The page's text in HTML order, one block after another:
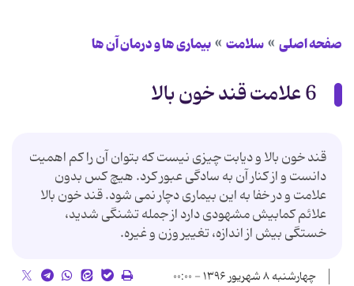
صفحه اصلی سلامت بیماری ها و درمان آن ها
6 علامت قند خون بالا
قند خون بالا و دیابت چیزی نیست که بتوان آن را کم اهمیت
دانست و از کنار آن به سادگی عبور کرد. هیچ کس بدون
علامت و در خفا به این بیماری دچار نمی شود. قند خون بالا
علائم کمابیش مشهودی دارد از جمله تشنگی شدید،
خستگی بیش از اندازه، تغییر وزن و غیره.
چهارشنبه ۸ شهریور ۱۳۹۶ - ۰۰:۰۰